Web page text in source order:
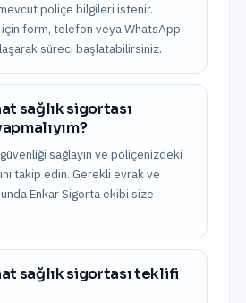
poliçe bilgileri istenir.
form, telefon veya WhatsApp
süreci başlatabilirsiniz.
sağlık sigortası
sağlayın ve poliçenizdeki
takip edin. Gerekli evrak ve
Enkar Sigorta ekibi size
sağlık sigortası teklifi